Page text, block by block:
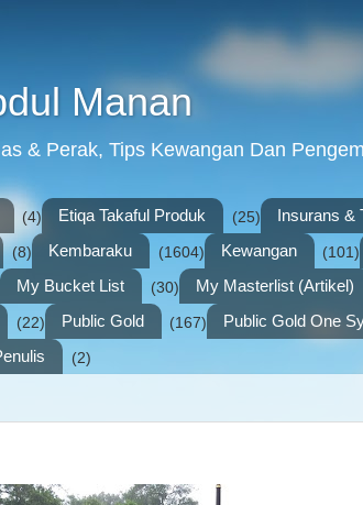
Manan
& Perak, Tips Kewangan Dan
(4) Etiqa Takaful Produk (25) Insurans &
(8) Kembaraku (1604) Kewangan (101)
My Bucket List (30) My Masterlist (Artikel)
(22) Public Gold (167) Public Gold One
(2)